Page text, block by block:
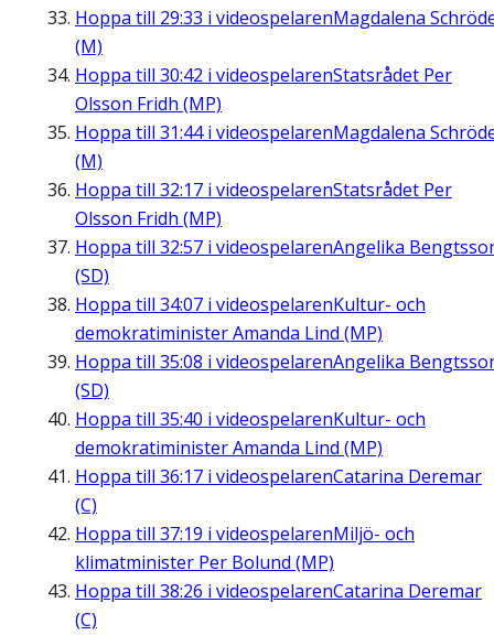
Hoppa till 29:33 i videospelarenMagdalena
(M)
Hoppa till 30:42 i videospelarenStatsrådet Per
Olsson Fridh (MP)
Hoppa till 31:44i videospelarenMagdalena
(M)
Hoppa till 32:17 i videospelarenStatsrådet Per
Olsson Fridh (MP)
Hoppa till 32:57 i videospelarenAngelika
(SD)
Hoppa till 34:07 i videospelarenKultur- och
demokratiminister Amanda Lind (MP)
Hoppa till 35:08 i videospelarenAngelika
(SD)
Hoppa till 35:40 i videospelarenKultur- och
demokratiminister Amanda Lind (MP)
Hoppa till 36:17 i videospelarenCatarina Deremar
(C)
Hoppa till 37:19 i videospelarenMiljö- och
klimatminister Per Bolund (MP)
Hoppa till 38:26 i videospelarenCatarina Deremar
(C)